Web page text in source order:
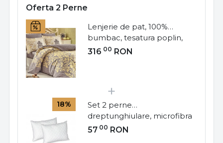
Oferta 2 Perne
Lenjerie de pat, 100%
bumbac, tesatura poplin,
pat 2 persoane, 4 piese,
316 00 RON
18%
Set 2 perne
dreptunghiulare, microfibra
matlasata, 50x70 cm, alb,
57 00 RON